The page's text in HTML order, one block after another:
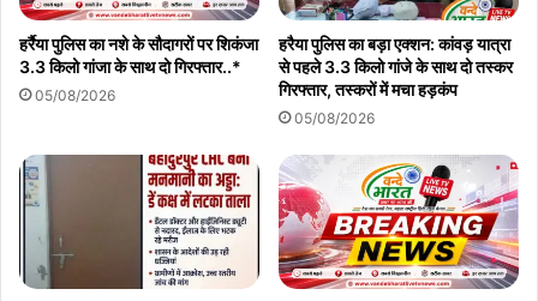
हर्रैया पुलिस का नशे के सौदागरों पर शिकंजा
3.3 किलो गांजा के साथ दो गिरफ्तार..*
05/08/2026
हरैया पुलिस का बड़ा एक्शन: कांवड़ यात्रा
से पहले 3.3 किलो गांजे के साथ दो तस्कर
गिरफ्तार, तस्करों में मचा हड़कंप
05/08/2026